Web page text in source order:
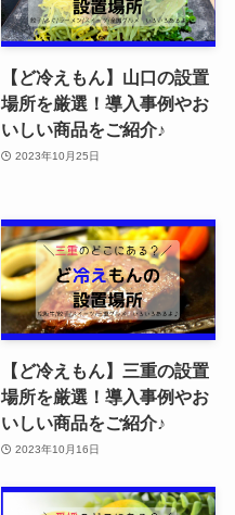
【ど冷えもん】山口の設置
場所を厳選！導入事例やお
いしい商品をご紹介♪
2023年10月25日
【ど冷えもん】三重の設置
場所を厳選！導入事例やお
いしい商品をご紹介♪
2023年10月16日